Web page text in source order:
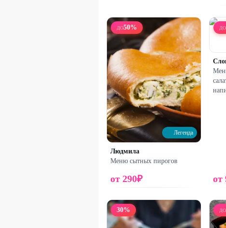
ДО50%
Легенда
Людмила
Меню сытных пирогов
от290₽
ДО
от
30% ДО